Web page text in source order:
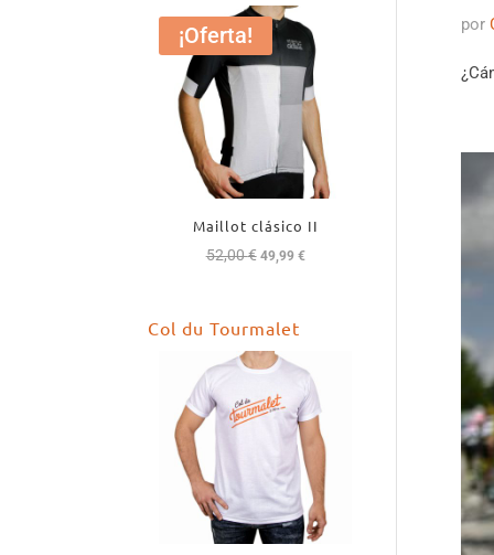
por
¡Oferta!
Maillot clásico II
52,00€ El
era:
52,00 €.
49,99 €El
Col du Tourmalet